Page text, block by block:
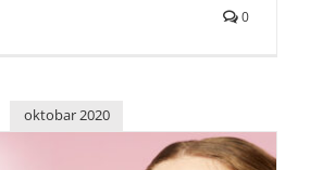
0
oktobar 2020